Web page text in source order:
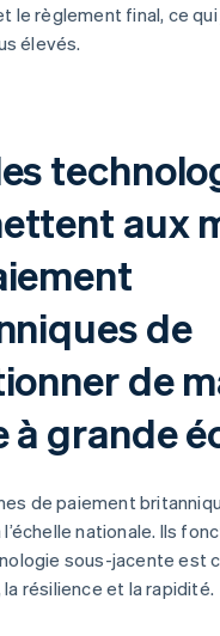
le règlement final, ce
élevés.
aux
de
de
à grande
de paiement
nationale. Ils
sous-jacente est
résilience et la rapidité.